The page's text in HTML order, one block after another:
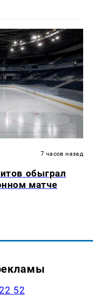
7 часов назад
обыграл
матче
52